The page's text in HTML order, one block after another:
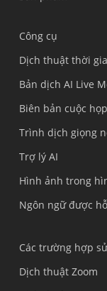
Công cụ
Dịch thuật thời
Bản dịch AI Live
Biên bản cuộc
Trình dịch giọng
Trợ lý AI
Hình ảnh trong
Ngôn ngữ được
Các trường hợp
Dịch thuật Zoom